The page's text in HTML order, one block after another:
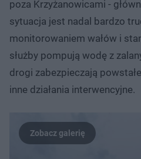
poza Krzyżanowicami -
sytuacja jest nadal bardzo
monitorowaniem wałów i
służby pompują wodę z
drogi zabezpieczają
inne działania interwencyjne.